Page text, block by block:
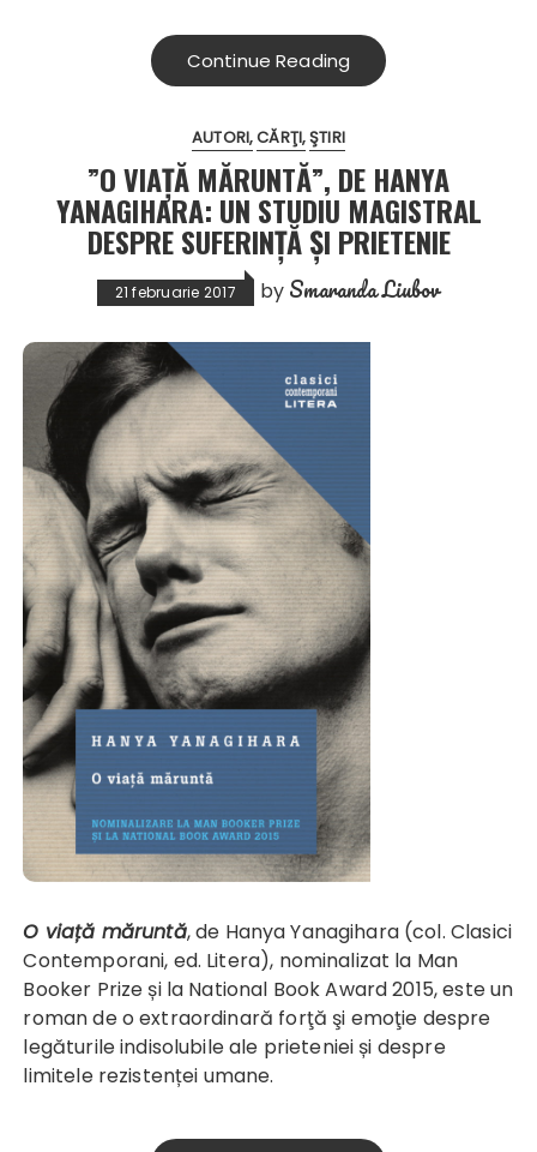
Continue Reading
AUTORI CĂRŢI ŞTIRI
”O VIAȚĂ MĂRUNTĂ”, DE HANYA
YANAGIHARA: UN STUDIU MAGISTRAL
DESPRE SUFERINŢĂ ŞI PRIETENIE
21 februarie 2017 by Smaranda Liubov
O viață măruntă, de Hanya Yanagihara (col. Clasici
Contemporani, ed. Litera), nominalizat la Man
Booker Prize și la National Book Award 2015, este un
roman de o extraordinară forţă şi emoţie despre
legăturile indisolubile ale prieteniei și despre
limitele rezistenței umane.